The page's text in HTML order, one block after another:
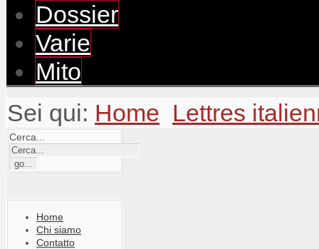
Dossier
Varie
Mito
Sei qui: Home Lettres
Cerca...
Home
Chi siamo
Contatto